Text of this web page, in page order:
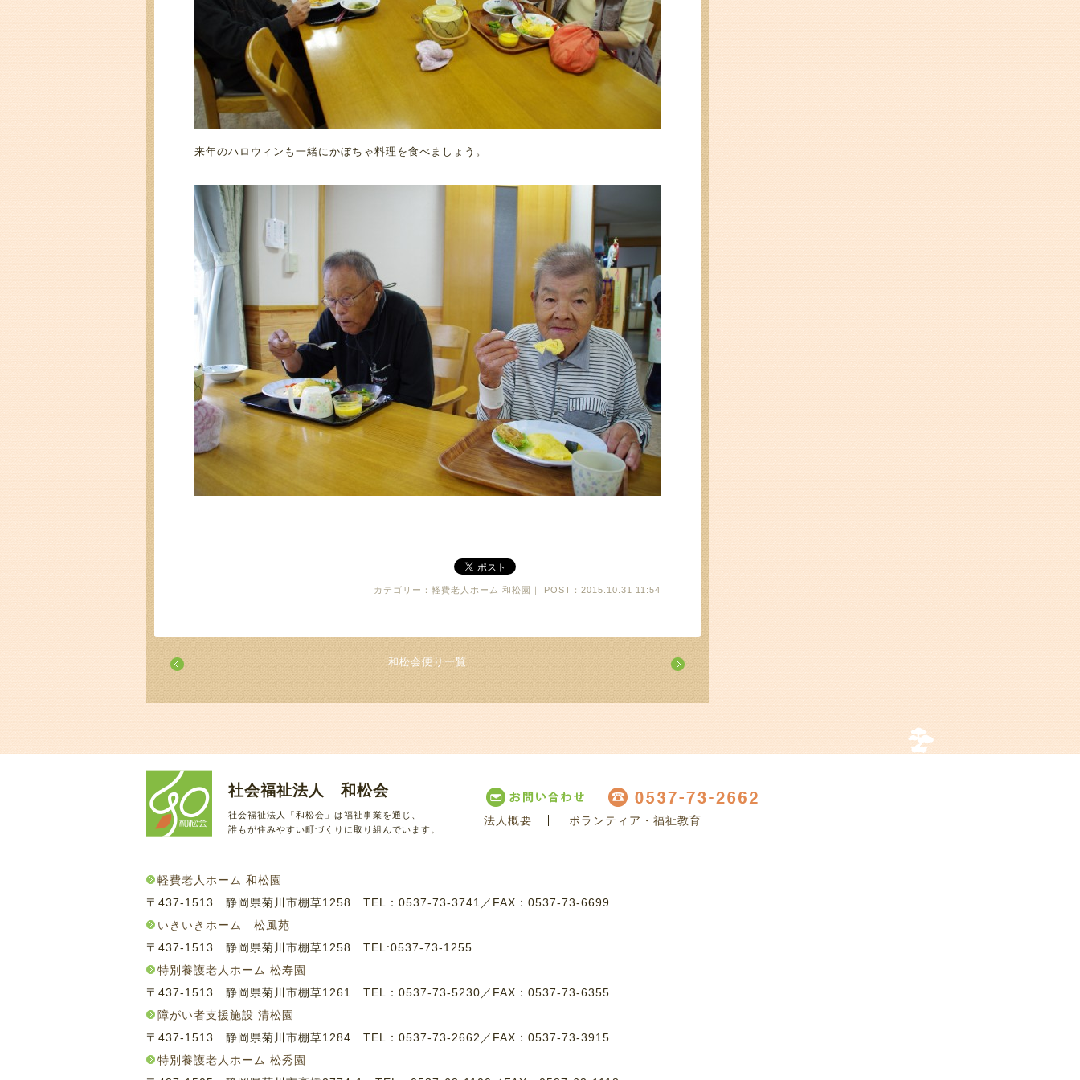
来年のハロウィンも一緒にかぼちゃ料理を食べましょう。
カテゴリー：軽費老人ホーム 和松園｜ POST：2015.10.31 11:54
和松会便り一覧
社会福祉法人 和松会
社会福祉法人「和松会」は福祉事業を通じ、
誰もが住みやすい町づくりに取り組んでいます。
法人概要 ボランティア・福祉教育
軽費老人ホーム 和松園
〒437-1513 静岡県菊川市棚草1258 TEL：0537-73-3741 ／ FAX：0537-73-6699
いきいきホーム 松風苑
〒437-1513 静岡県菊川市棚草1258 TEL:0537-73-1255
特別養護老人ホーム 松寿園
〒437-1513 静岡県菊川市棚草1261 TEL：0537-73-5230 ／ FAX：0537-73-6355
障がい者支援施設 清松園
〒437-1513 静岡県菊川市棚草1284 TEL：0537-73-2662 ／ FAX：0537-73-3915
特別養護老人ホーム 松秀園